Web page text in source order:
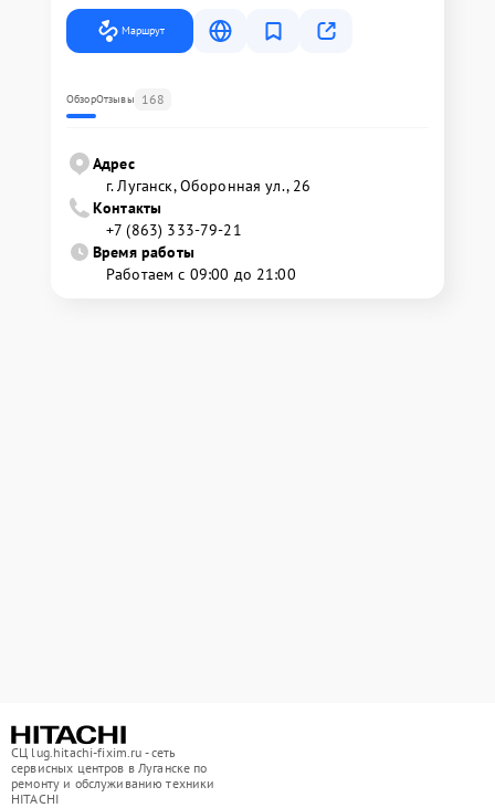
Маршрут
ОбзорОтзывы 168
Адрес
г. Луганск, Оборонная ул., 26
Контакты
+7 (863) 333-79-21
Время работы
Работаем с 09:00 до 21:00
СЦ lug.hitachi-fixim.ru - сеть
сервисных центров в Луганске по
ремонту и обслуживанию техники
HITACHI